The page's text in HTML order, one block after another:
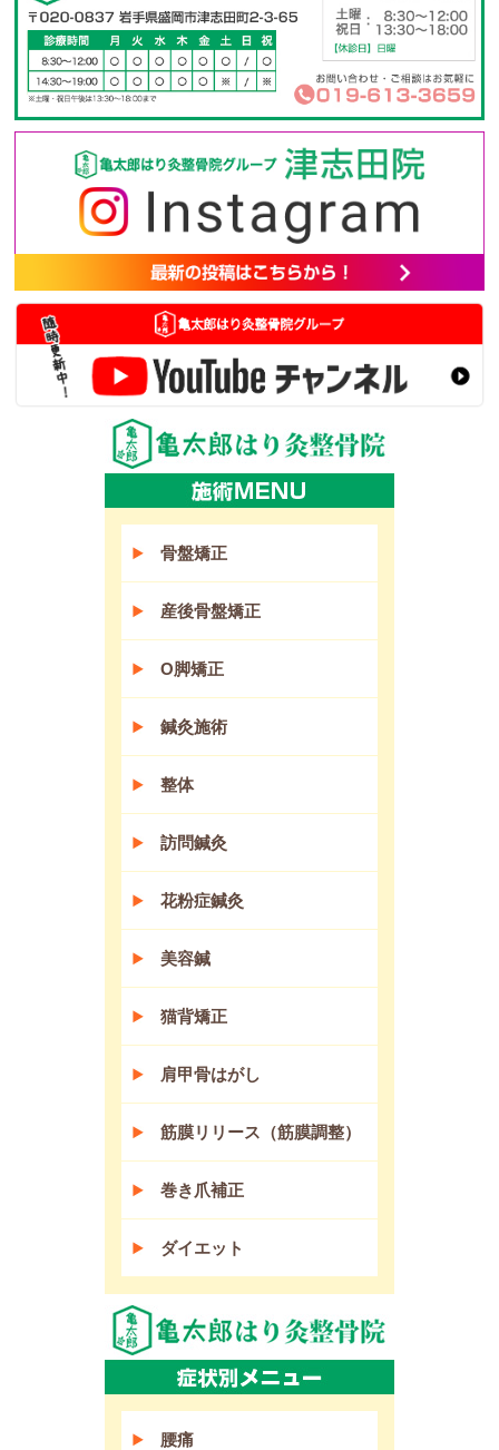
骨盤矯正
産後骨盤矯正
O脚矯正
鍼灸施術
整体
訪問鍼灸
花粉症鍼灸
美容鍼
猫背矯正
肩甲骨はがし
筋膜リリース（筋膜調整）
巻き爪補正
ダイエット
腰痛